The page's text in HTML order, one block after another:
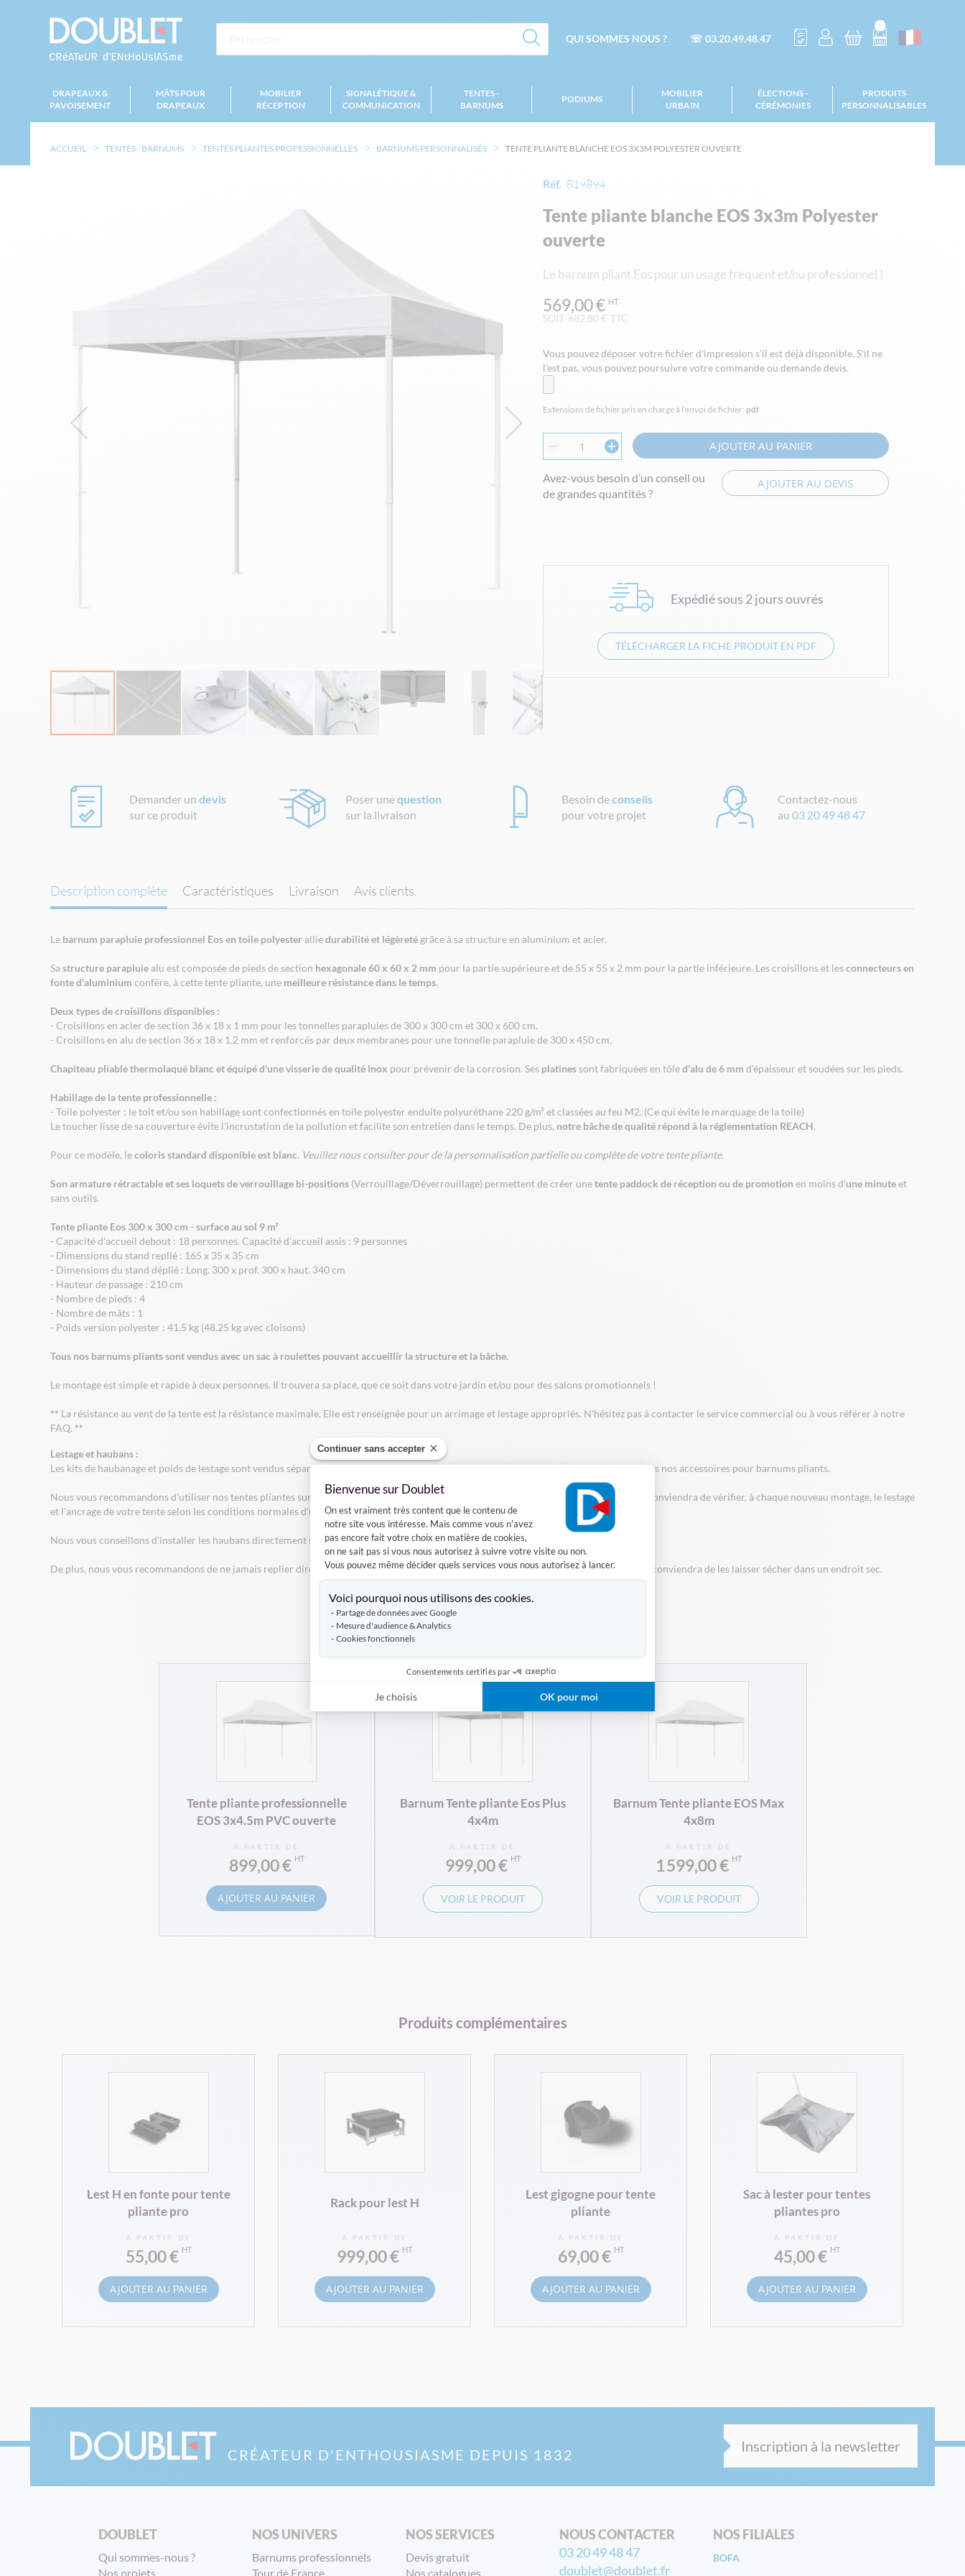
Continuer sans accepter
Bienvenue sur Doublet
Plateforme de Gestion du Consentement : Personnalisez vos Options
On est vraiment très content que le contenu de
notre site vous intéresse. Mais comme vous n'avez
pas encore fait votre choix en matière de cookies,
on ne sait pas si vous nous autorisez à suivre votre visite ou non.
Vous pouvez même décider quels services vous nous autorisez à lancer.
Voici pourquoi nous utilisons des cookies.
Partage de données avec Google
Mesure d'audience & Analytics
Cookies fonctionnels
Consentements certifiés par
Je choisis OK pour moi
QUI SOMMES NOUS ? ☏ 03.20.49.48.47
DRAPEAUX &
PAVOISEMENT
MÂTS POUR
DRAPEAUX
MOBILIER
RÉCEPTION
SIGNALÉTIQUE &
COMMUNICATION
TENTES -
BARNUMS
PODIUMS
MOBILIER
URBAIN
ÉLECTIONS -
CÉRÉMONIES
PRODUITS
PERSONNALISABLES
ACCUEIL TENTES - BARNUMS TENTES PLIANTES PROFESSIONNELLES BARNUMS PERSONNALISÉS TENTE PLIANTE BLANCHE EOS 3X3M POLYESTER OUVERTE
Réf. 819894
Tente pliante blanche EOS 3x3m Polyester
ouverte
Le barnum pliant Eos pour un usage fréquent et/ou professionnel !
SOIT 682,80 € TTC
569,00 €
Vous pouvez déposer votre fichier d'impression s'il est déjà disponible. S'il ne
l'est pas, vous pouvez poursuivre votre commande ou demande devis.
Extensions de fichier pris en charge à l’envoi de fichier: pdf
AJOUTER AU PANIER
Avez-vous besoin d’un conseil ou
de grandes quantités ?
AJOUTER AU DEVIS
Expédié sous 2 jours ouvrés
TÉLÉCHARGER LA FICHE PRODUIT EN PDF
beginning
images
Demander undevis
sur ce produit
Poser unequestion
sur la livraison
Besoin deconseils
pour votre projet
Contactez-nous
au 03 20 49 48 47
Description complète
Le barnum parapluie professionnel Eos en toile polyesteralliedurabilité et légèreté grâce à sa structure en aluminium et acier.
Sa structure parapluiealu est composée de pieds de section hexagonale 60 x 60 x 2 mm pour la partie supérieure et de 55 x 55 x 2 mm pour la partie inférieure. Les croisillons et lesconnecteurs en
fonte d'aluminium confère, à cette tente pliante, une meilleure résistance dans le temps.
Deux types de croisillons disponibles :
- Croisillons en acier de section 36 x 18 x 1 mm pour les tonnelles parapluies de 300 x 300 cm et 300 x 600 cm.
- Croisillons en alu de section 36 x 18 x 1.2 mm et renforcés par deux membranes pour une tonnelle parapluie de 300 x 450 cm.
Chapiteau pliable thermolaqué blanc et équipé d'une visserie de qualité Inox pour prévenir de la corrosion. Ses platines sont fabriquées en tôled'alu de 6 mm d'épaisseur et soudées sur les pieds.
Habillage de la tente professionnelle :
- Toile polyester : le toit et/ou son habillage sont confectionnés en toile polyester enduite polyuréthane 220 g/m² et classées au feu M2. (Ce qui évite le marquage de la toile)
Le toucher lisse de sa couverture évite l'incrustation de la pollution et facilite son entretien dans le temps. De plus, notre bâche de qualité répond à la réglementation REACH.
Pour ce modèle, lecoloris standard disponible est blanc. Veuillez nous consulter pour de la personnalisation partielle ou complète de votre tente pliante.
Son armature rétractable et ses loquets de verrouillage bi-positions (Verrouillage/Déverrouillage) permettent de créer unetente paddock de réception ou de promotion en moins d'une minuteet
sans outils.
Tente pliante Eos 300 x 300 cm - surface au sol 9 m²
- Capacité d'accueil debout : 18 personnes. Capacité d'accueil assis : 9 personnes
- Dimensions du stand replié : 165 x 35 x 35 cm
- Dimensions du stand déplié : Long. 300 x prof. 300 x haut. 340 cm
- Hauteur de passage : 210 cm
- Nombre de pieds : 4
- Nombre de mâts : 1
- Poids version polyester : 41.5 kg (48.25 kg avec cloisons)
Tous nos barnums pliants sont vendus avec un sac à roulettes pouvant accueillir la structure et la bâche.
Le montage est simple et rapide à deux personnes. Il trouvera sa place, que ce soit dans votre jardin et/ou pour des salons promotionnels !
** La résistance au vent de la tente est la résistance maximale. Elle est renseignée pour un arrimage et lestage appropriés. N'hésitez pas à contacter le service commercial ou à vous référer à notre
FAQ. **
Lestage et haubans :
Les kits de haubanage et poids de lestage sont vendus séparement. Vous pouvez retrouver l'ensemble des lests et haubansiciainsi que tous nosaccessoires pour barnums pliants.
Nous vous recommandons d'utiliser nos tentes pliantes sur des sols plans et durs, à l'abri d'obstacles et où la prise au vent est réduite. Il conviendra de vérifier, à chaque nouveau montage, le lestage
et l'ancrage de votre tente selon les conditions normales d'utilisation.
Nous vous conseillons d'installer les haubans directement sur les structures au niveau des connecteurs d'angles inférieurs.
De plus, nous vous recommandons de ne jamais replier directement votre tente lorsque les bâches ont subis des intempéries pluvieux. Il conviendra de les laisser sécher dans un endroit sec.
Caractéristiques Livraison Avis clients
Produits similaires
Tente pliante professionnelle
EOS 3x4.5m PVC ouverte
À PARTIR DE
899,00 €
AJOUTER AU PANIER
Barnum Tente pliante Eos Plus
4x4m
À PARTIR DE
999,00 €
VOIR LE PRODUIT
Barnum Tente pliante EOS Max
4x8m
À PARTIR DE
1 599,00 €
VOIR LE PRODUIT
Produits complémentaires
Lest H en fonte pour tente
pliante pro
À PARTIR DE
55,00 €
AJOUTER AU PANIER
Rack pour lest H
À PARTIR DE
999,00 €
AJOUTER AU PANIER
Lest gigogne pour tente
pliante
À PARTIR DE
69,00 €
AJOUTER AU PANIER
Sac à lester pour tentes
pliantes pro
À PARTIR DE
45,00 €
AJOUTER AU PANIER
CRÉATEUR D'ENTHOUSIASME DEPUIS 1832 Inscription à la newsletter
DOUBLET
Qui sommes-nous ?
Nos projets
NOS UNIVERS
Barnums professionnels
Tour de France
NOS SERVICES
Devis gratuit
Nos catalogues
NOUS CONTACTER
03 20 49 48 47
doublet@doublet.fr
NOS FILIALES
BOFA